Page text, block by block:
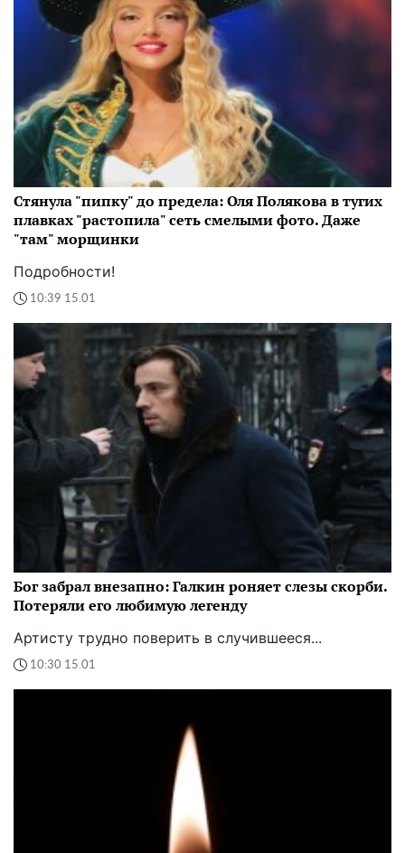
Стянула "пипку" до предела: Оля Полякова в тугих
плавках "растопила" сеть смелыми фото. Даже
"там" морщинки
Подробности!
10:39 15.01
Бог забрал внезапно: Галкин роняет слезы скорби.
Потеряли его любимую легенду
Артисту трудно поверить в случившееся...
10:30 15.01